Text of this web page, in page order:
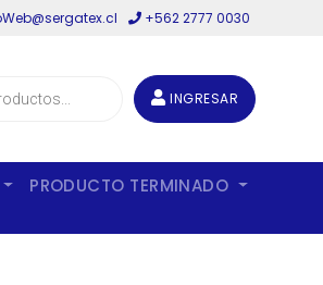
+562 2777 0030
INGRESAR
PRODUCTO TERMINADO